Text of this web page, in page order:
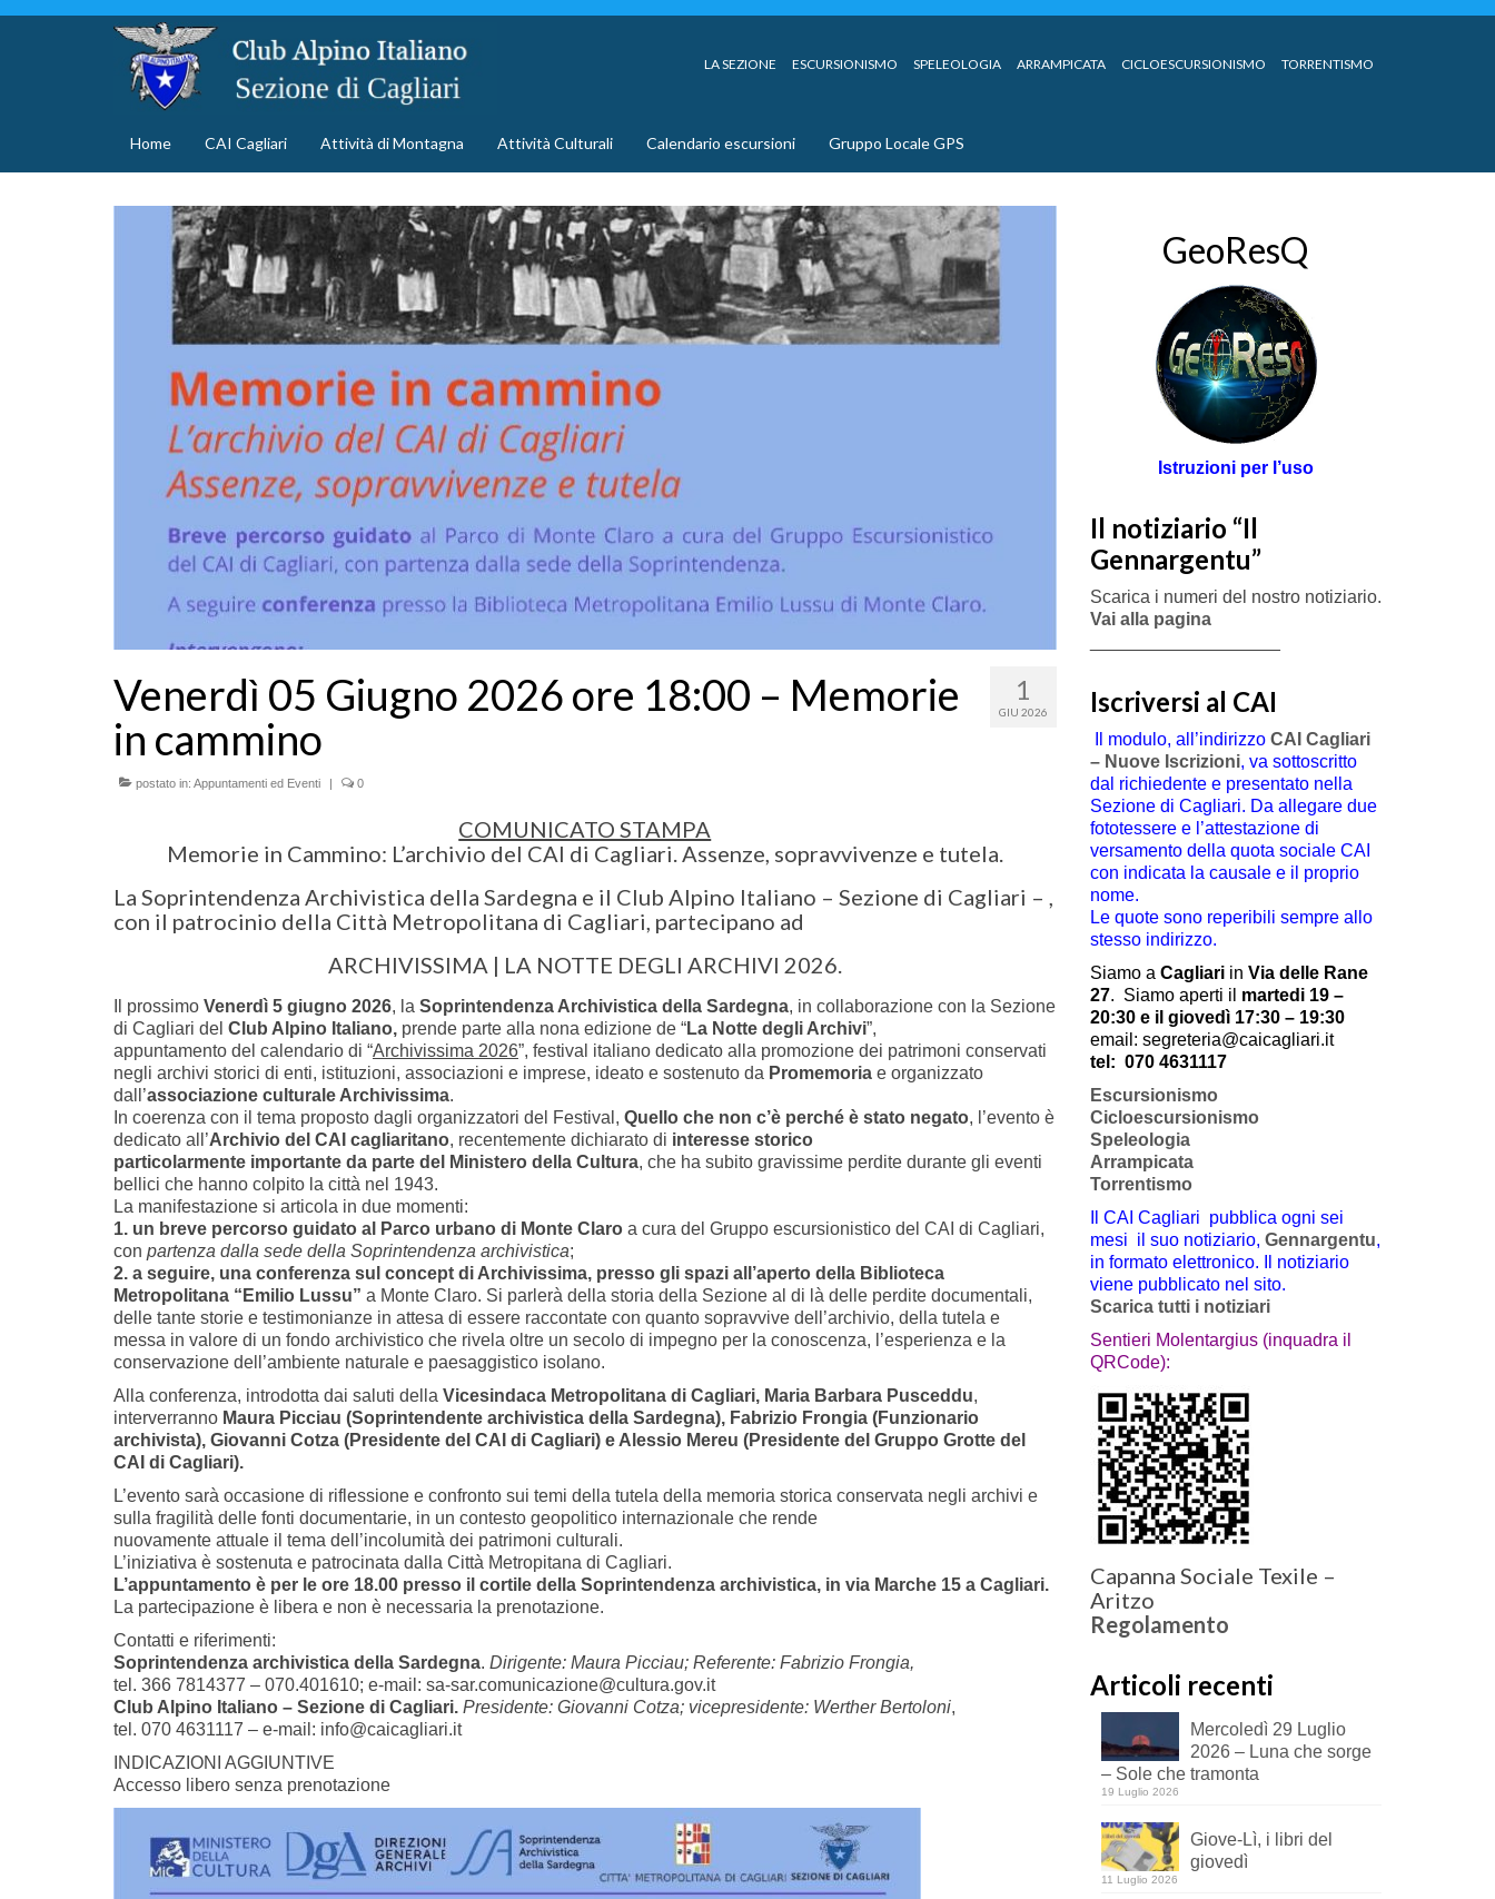
LA SEZIONE ESCURSIONISMO SPELEOLOGIA ARRAMPICATA CICLOESCURSIONISMO TORRENTISMO
Home CAI Cagliari Attività di Montagna Attività Culturali Calendario escursioni Gruppo Locale GPS
1
GIU 2026
Venerdì 05 Giugno 2026 ore 18:00 – Memorie
in cammino
postato in: Appuntamenti ed Eventi 0
COMUNICATO STAMPA
Memorie in Cammino: L’archivio del CAI di Cagliari. Assenze, sopravvivenze e tutela.
La Soprintendenza Archivistica della Sardegna e il Club Alpino Italiano – Sezione di Cagliari – ,
con il patrocinio della Città Metropolitana di Cagliari, partecipano ad
ARCHIVISSIMA | LA NOTTE DEGLI ARCHIVI 2026.
Il prossimo Venerdì 5 giugno 2026, la Soprintendenza Archivistica della Sardegna, in collaborazione con la Sezione
di Cagliari del Club Alpino Italiano, prende parte alla nona edizione de “La Notte degli Archivi”,
appuntamento del calendario di “Archivissima 2026”, festival italiano dedicato alla promozione dei patrimoni conservati
negli archivi storici di enti, istituzioni, associazioni e imprese, ideato e sostenuto da Promemoria e organizzato
dall’associazione culturale Archivissima.
In coerenza con il tema proposto dagli organizzatori del Festival, Quello che non c’è perché è stato negato, l’evento è
dedicato all’Archivio del CAI cagliaritano, recentemente dichiarato di interesse storico
particolarmente importante da parte del Ministero della Cultura, che ha subito gravissime perdite durante gli eventi
bellici che hanno colpito la città nel 1943.
La manifestazione si articola in due momenti:
1. un breve percorso guidato al Parco urbano di Monte Claro a cura del Gruppo escursionistico del CAI di Cagliari,
con partenza dalla sede della Soprintendenza archivistica;
2. a seguire, una conferenza sul concept di Archivissima, presso gli spazi all’aperto della Biblioteca
Metropolitana “Emilio Lussu” a Monte Claro. Si parlerà della storia della Sezione al di là delle perdite documentali,
delle tante storie e testimonianze in attesa di essere raccontate con quanto sopravvive dell’archivio, della tutela e
messa in valore di un fondo archivistico che rivela oltre un secolo di impegno per la conoscenza, l’esperienza e la
conservazione dell’ambiente naturale e paesaggistico isolano.
Alla conferenza, introdotta dai saluti della Vicesindaca Metropolitana di Cagliari, Maria Barbara Pusceddu,
interverranno Maura Picciau (Soprintendente archivistica della Sardegna), Fabrizio Frongia (Funzionario
archivista), Giovanni Cotza (Presidente del CAI di Cagliari) e Alessio Mereu (Presidente del Gruppo Grotte del
CAI di Cagliari).
L’evento sarà occasione di riflessione e confronto sui temi della tutela della memoria storica conservata negli archivi e
sulla fragilità delle fonti documentarie, in un contesto geopolitico internazionale che rende
nuovamente attuale il tema dell’incolumità dei patrimoni culturali.
L’iniziativa è sostenuta e patrocinata dalla Città Metropitana di Cagliari.
L’appuntamento è per le ore 18.00 presso il cortile della Soprintendenza archivistica, in via Marche 15 a Cagliari.
La partecipazione è libera e non è necessaria la prenotazione.
Contatti e riferimenti:
Soprintendenza archivistica della Sardegna. Dirigente: Maura Picciau; Referente: Fabrizio Frongia,
tel. 366 7814377 – 070.401610; e-mail: sa-sar.comunicazione@cultura.gov.it
Club Alpino Italiano – Sezione di Cagliari. Presidente: Giovanni Cotza; vicepresidente: Werther Bertoloni,
tel. 070 4631117 – e-mail: info@caicagliari.it
INDICAZIONI AGGIUNTIVE
Accesso libero senza prenotazione
GeoResQ
Istruzioni per l’uso
Il notiziario “Il
Gennargentu”
Scarica i numeri del nostro notiziario.
Vai alla pagina
Iscriversi al CAI
Il modulo, all’indirizzo CAI Cagliari
– Nuove Iscrizioni, va sottoscritto
dal richiedente e presentato nella
Sezione di Cagliari. Da allegare due
fototessere e l’attestazione di
versamento della quota sociale CAI
con indicata la causale e il proprio
nome.
Le quote sono reperibili sempre allo
stesso indirizzo.
Siamo a Cagliariin Via delle Rane
27. Siamo aperti il martedi 19 –
20:30 e il giovedì 17:30 – 19:30
email: segreteria@caicagliari.it
tel: 070 4631117
Escursionismo
Cicloescursionismo
Speleologia
Arrampicata
Torrentismo
Il CAI Cagliari pubblica ogni sei
mesi il suo notiziario, Gennargentu,
in formato elettronico. Il notiziario
viene pubblicato nel sito.
Scarica tutti i notiziari
Sentieri Molentargius (inquadra il
QRCode):
Capanna Sociale Texile –
Aritzo
Regolamento
Articoli recenti
Mercoledì 29 Luglio
2026 – Luna che sorge
– Sole che tramonta
19 Luglio 2026
Giove-Lì, i libri del
giovedì
11 Luglio 2026